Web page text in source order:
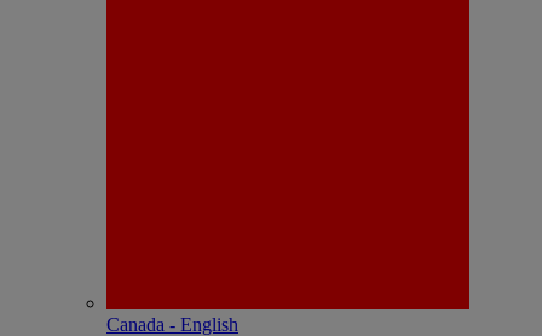
Canada - English